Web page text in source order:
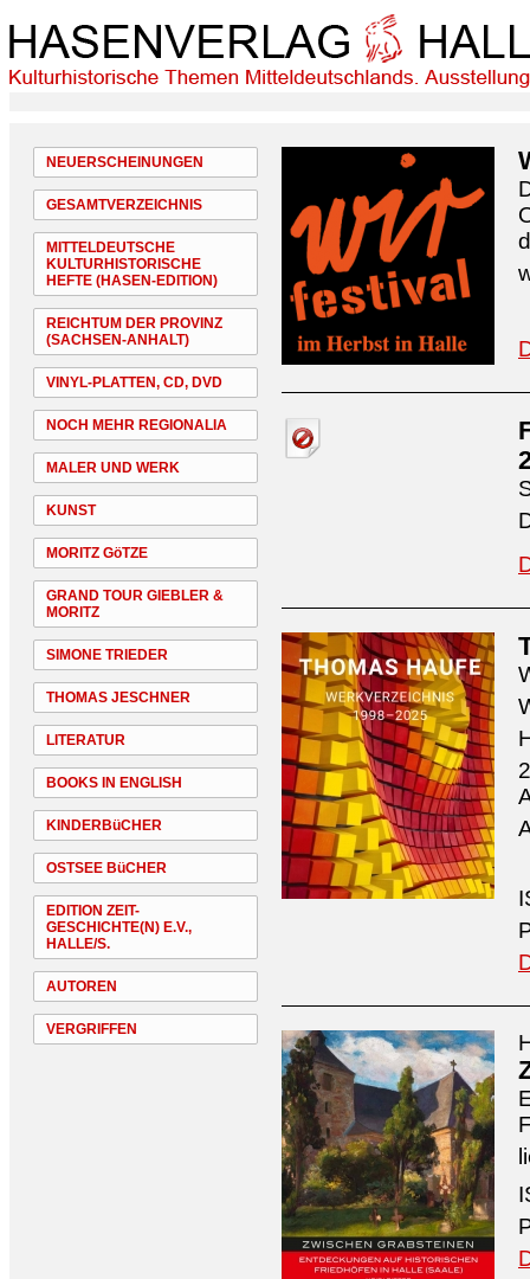
NEUERSCHEINUNGEN
GESAMTVERZEICHNIS
MITTELDEUTSCHE
KULTURHISTORISCHE
HEFTE (HASEN-EDITION)
REICHTUM DER PROVINZ
(SACHSEN-ANHALT)
VINYL-PLATTEN, CD, DVD
NOCH MEHR REGIONALIA
MALER UND WERK
KUNST
MORITZ GöTZE
GRAND TOUR GIEBLER &
MORITZ
SIMONE TRIEDER
THOMAS JESCHNER
LITERATUR
BOOKS IN ENGLISH
KINDERBüCHER
OSTSEE BüCHER
EDITION ZEIT-
GESCHICHTE(N) E.V.,
HALLE/S.
AUTOREN
VERGRIFFEN